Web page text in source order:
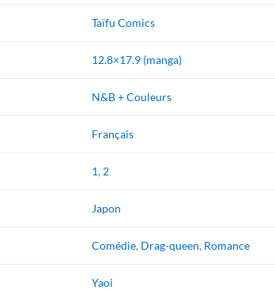
Taïfu Comics
12.8×17.9 (manga)
N&B + Couleurs
Français
1, 2
Japon
Comédie, Drag-queen, Romance
Yaoi